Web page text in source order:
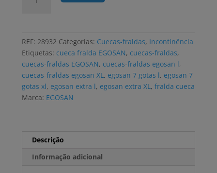
uni)
REF: 28932 Categorias: Cuecas-fraldas, Incontinência
Etiquetas: cueca fralda EGOSAN, cuecas-fraldas,
cuecas-fraldas EGOSAN, cuecas-fraldas egosan l,
cuecas-fraldas egosan XL, egosan 7 gotas l, egosan 7
gotas xl, egosan extra l, egosan extra XL, fralda cueca
Marca: EGOSAN
Descrição
Informação adicional